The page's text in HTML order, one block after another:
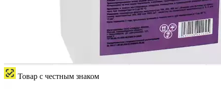
Товар с честным знаком